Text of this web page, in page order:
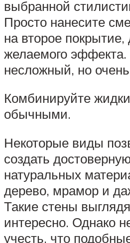
выбранной
Просто нанесите
на второе покрытие,
желаемого
несложный, но
Комбинируйте
обычными.
Некоторые виды
создать
натуральных
дерево, мрамор и
Такие стены
интересно. Однако
учесть, что